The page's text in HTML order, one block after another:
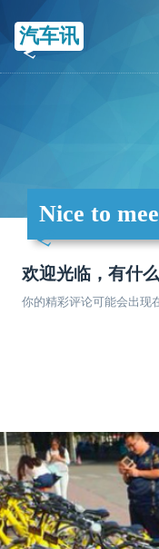
汽车讯
Nice to
欢迎光临，有什
你的精彩评论可能会出现